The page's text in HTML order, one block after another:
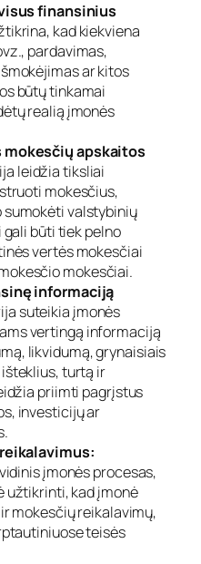
finansinius
kad kiekviena
pardavimas,
ar kitos
būtų tinkamai
realią įmonės
apskaitos
leidžia tiksliai
mokesčius,
sumokėti valstybinių
būti tiek pelno
vertės mokesčiai
mokesčiai.
informaciją
suteikia įmonės
vertingą informaciją
likvidumą, grynaisiais
turtą ir
priimti pagrįstus
investicijų ar
įmonės procesas,
užtikrinti, kad įmonė
mokesčių reikalavimų,
teisės